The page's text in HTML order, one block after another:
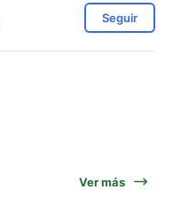
Seguir
Ver más